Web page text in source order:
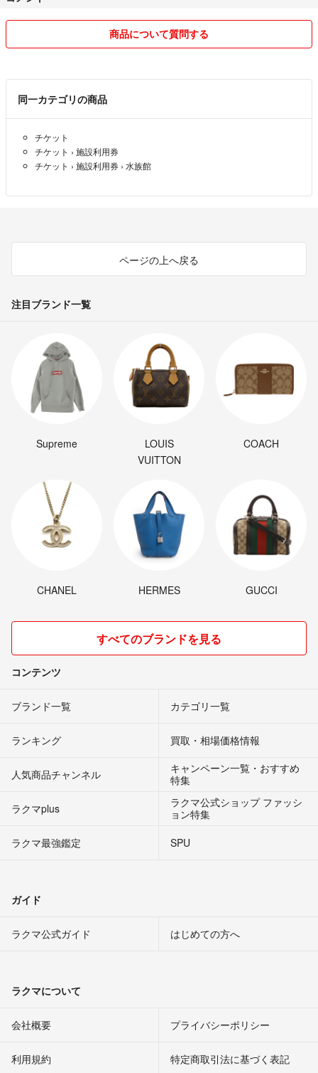
商品について質問する
同一カテゴリの商品
チケット
チケット › 施設利用券
チケット › 施設利用券 › 水族館
ページの上へ戻る
注目ブランド一覧
Supreme
LOUIS
VUITTON
COACH
CHANEL HERMES GUCCI
すべてのブランドを見る
コンテンツ
ブランド一覧 カテゴリ一覧
ランキング 買取・相場価格情報
人気商品チャンネル
キャンペーン一覧・おすすめ
特集
ラクマplus
ラクマ公式ショップ ファッシ
ョン特集
ラクマ最強鑑定
SPU
ガイド
ラクマ公式ガイド はじめての方へ
ラクマについて
会社概要 プライバシーポリシー
利用規約 特定商取引法に基づく表記